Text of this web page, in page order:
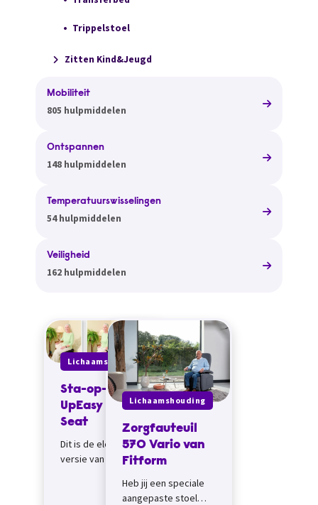
Trippelstoel
Zitten Kind&Jeugd
Mobiliteit
805 hulpmiddelen
Ontspannen
148 hulpmiddelen
Temperatuurswisselingen
54 hulpmiddelen
Veiligheid
162 hulpmiddelen
Lichaamshouding
Sta-op-hulp
UpEasy Power
Seat
Dit is de elektrische
versie van de sta-op-
nodig hebt om op te
Lichaamshouding
Zorgfauteuil
570 Vario van
Fitform
Heb jij een speciale
aangepaste stoel